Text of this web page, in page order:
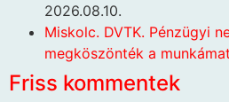
2026.08.10.
Miskolc. DVTK. Pénzügyi
megköszönték a munkámat
Friss kommentek